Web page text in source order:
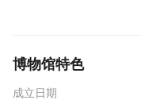
博物馆特色
成立日期